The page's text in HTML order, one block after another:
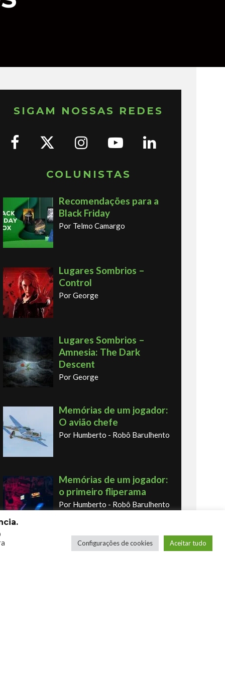
SIGAM NOSSAS REDES
COLUNISTAS
Recomendações para a
Black Friday
Por Telmo Camargo
Lugares Sombrios –
Control
Por George
Lugares Sombrios –
Amnesia: The Dark
Descent
Por George
Memórias de um jogador:
O avião chefe
Por Humberto - Robô Barulhento
Memórias de um jogador:
o primeiro fliperama
Por Humberto - Robô Barulhento
Os novos Retrôs – Xbox
Configurações de cookies Aceitar tudo